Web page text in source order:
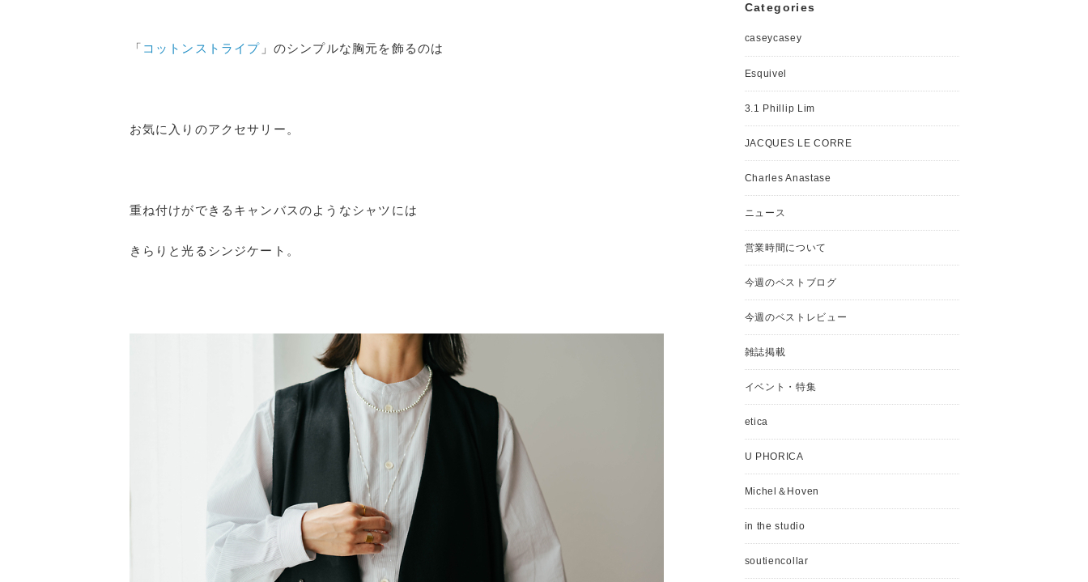
「 コットンストライプ 」のシンプルな胸元を飾るのは
お気に入りのアクセサリー。
重ね付けができるキャンバスのようなシャツには
きらりと光るシンジケート。
Categories
caseycasey
Esquivel
3.1 Phillip Lim
JACQUES LE CORRE
Charles Anastase
ニュース
営業時間について
今週のベストブログ
今週のベストレビュー
雑誌掲載
イベント・特集
etica
U PHORICA
Michel＆Hoven
in the studio
soutiencollar